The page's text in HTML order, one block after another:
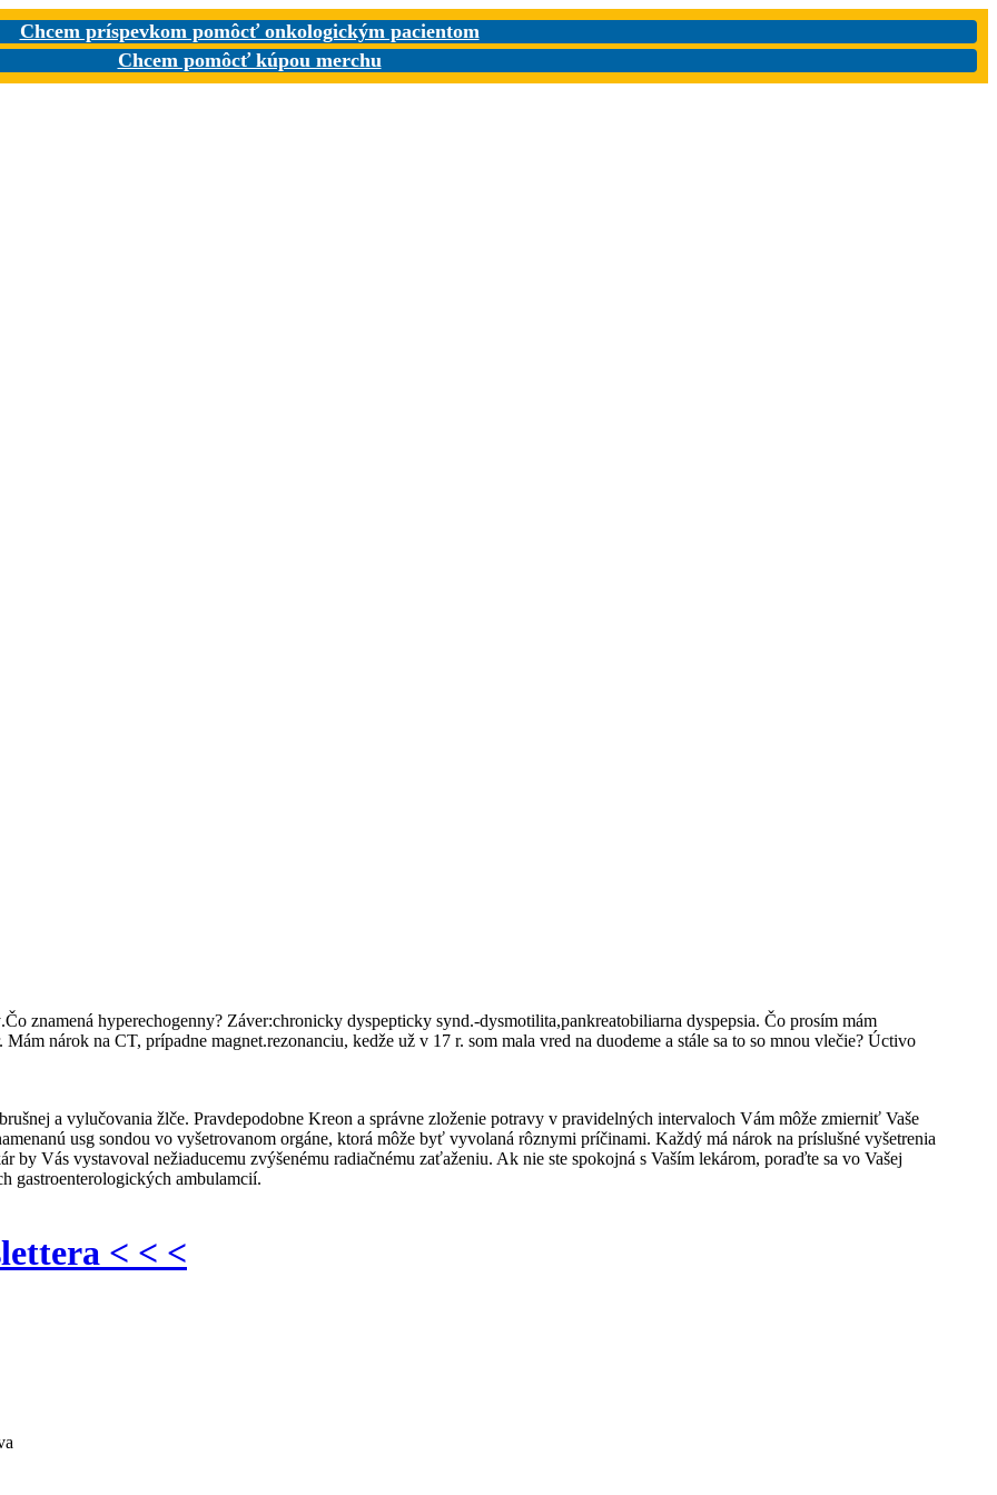
Chcem príspevkom pomôcť onkologickým pacientom
Chcem pomôcť kúpou merchu
znamená hyperechogenny? Záver:chronicky dyspepticky synd.-dysmotilita,pankreatobiliarna dyspepsia. Čo prosím mám
nárok na CT, prípadne magnet.rezonanciu, kedže už v 17 r. som mala vred na duodeme a stále sa to so mnou vlečie? Úctivo
a vylučovania žlče. Pravdepodobne Kreon a správne zloženie potravy v pravidelných intervaloch Vám môže zmierniť Vaše
usg sondou vo vyšetrovanom orgáne, ktorá môže byť vyvolaná rôznymi príčinami. Každý má nárok na príslušné vyšetrenia
by Vás vystavoval nežiaducemu zvýšenému radiačnému zaťaženiu. Ak nie ste spokojná s Vaším lekárom, poraďte sa vo Vašej
gastroenterologických ambulamcií.
< < <